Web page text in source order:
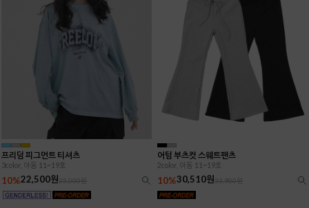
프리덤 피그먼트 티셔츠
3color, 아동 11~19호
10%22,500원25,000원
어텀 부츠컷 스웨트팬츠
2color, 아동 11~19호
10%30,510원33,900원